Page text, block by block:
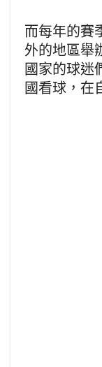
而每年的賽
外的地區舉
國家的球迷
國看球，在